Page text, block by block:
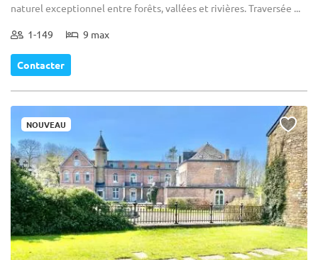
naturel exceptionnel entre forêts, vallées et rivières. Traversée ...
1-149 9 max
Contacter
NOUVEAU